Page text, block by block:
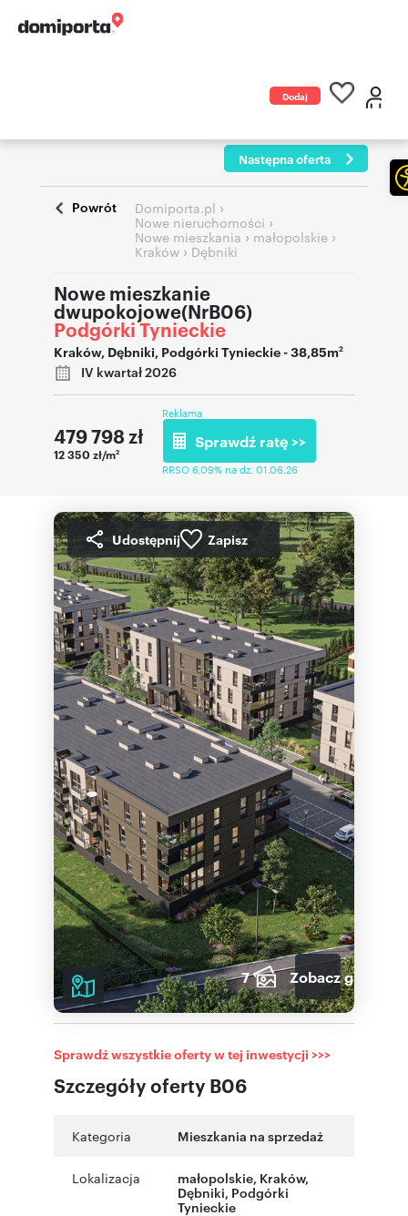
Dodaj
Następna oferta
Powrót Domiporta.pl ›
Nowe nieruchomości ›
Nowe mieszkania › małopolskie ›
Kraków › Dębniki
Nowe mieszkanie
dwupokojowe(NrB06)
Podgórki Tynieckie
Kraków, Dębniki, Podgórki Tynieckie- 38,85m2
IV kwartał 2026
479 798 zł
12 350 zł/m2
Reklama
Sprawdź ratę >>
RRSO 6,09% na dz. 01.06.26
Udostępnij Zapisz
7 Zobacz galerię
Szczegóły oferty B06
Sprawdź wszystkie oferty w tej inwestycji >>>
Kategoria Mieszkania na sprzedaż
Lokalizacja małopolskie, Kraków,
Dębniki, Podgórki
Tynieckie